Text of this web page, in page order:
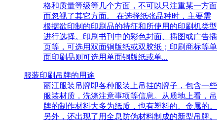
格和质量等级等几个方面，不可以只注重某一方面
而忽视了其它方面。 在选择纸张品种时，主要需
根据欲印制的印刷品的特征和所使用的印刷机类型
进行选择。印刷书刊中的彩色封面、插图或广告插
页等，可选用双面铜版纸或双胶纸；印刷商标等单
面印刷品则可选用单面铜版纸或单...
服装印刷吊牌的用途
丽江服装吊牌即各种服装上吊挂的牌子，包含一些
服装材质，洗涤注意事项等信息。从质地上看，吊
牌的制作材料大多为纸质，也有塑料的、金属的。
另外，还出现了用全息防伪材料制成的新型吊牌。